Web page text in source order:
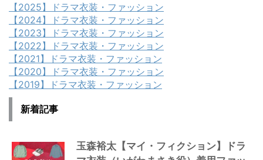
【2025】ドラマ衣装・ファッション
【2024】ドラマ衣装・ファッション
【2023】ドラマ衣装・ファッション
【2022】ドラマ衣装・ファッション
【2021】ドラマ衣装・ファッション
【2020】ドラマ衣装・ファッション
【2019】ドラマ衣装・ファッション
新着記事
玉森裕太【マイ・フィクション】ドラ